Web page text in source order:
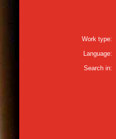
Work type:
Language:
Search in: